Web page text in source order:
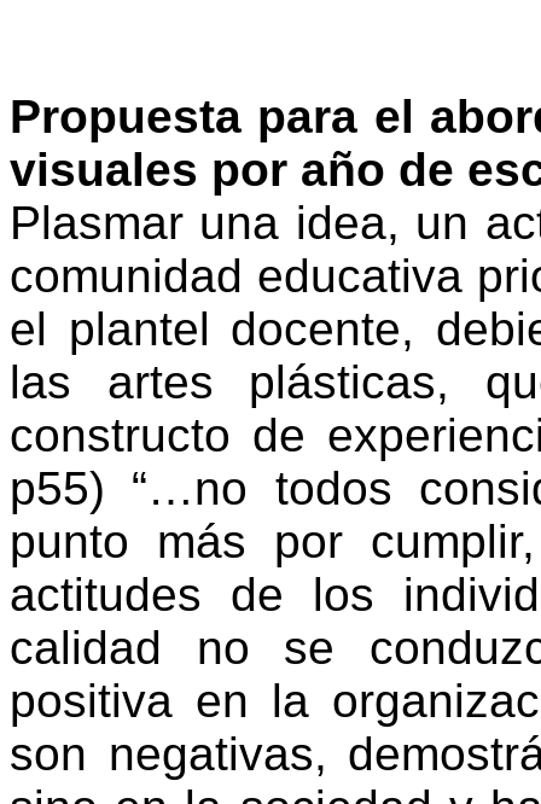
Propuesta para el
visuales por año de
Plasmar una idea, un
comunidad educativa
el plantel docente,
las artes plásticas,
constructo de
p55) “…no todos
punto más por
actitudes de los
calidad no se
positiva en la
son negativas,